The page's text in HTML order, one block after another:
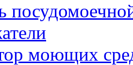
моющих